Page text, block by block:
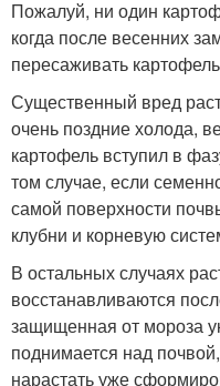
Пожалуй, ни один
когда после весенних
пересаживать
Существенный вред
очень поздние холода,
картофель вступил в
том случае, если
самой поверхности
клубни и корневую
В остальных случаях
восстанавливаются
защищенная от мороза
поднимается над
нарастать уже